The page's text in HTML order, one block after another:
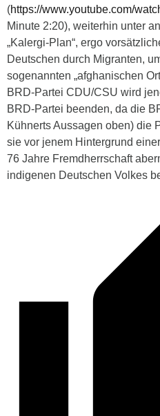
(https://www.youtube.com/
Minute 2:20), weiterhin unter
„Kalergi-Plan“, ergo
Deutschen durch Migranten,
sogenannten „afghanischen
BRD-Partei CDU/CSU wird
BRD-Partei beenden, da die
Kühnerts Aussagen oben) die
sie vor jenem Hintergrund
76 Jahre Fremdherrschaft
indigenen Deutschen Volkes